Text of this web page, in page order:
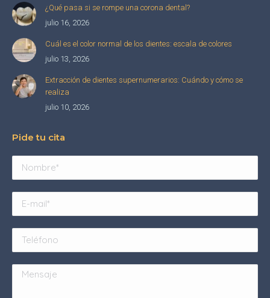
¿Qué pasa si se rompe una corona dental?
julio 16, 2026
Cuál es el color normal de los dientes: escala de colores
julio 13, 2026
Extracción de dientes supernumerarios: Cuándo y cómo se
realiza
julio 10, 2026
Pide tu cita